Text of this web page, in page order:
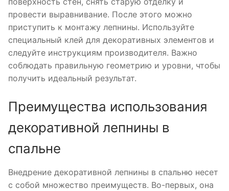
провести выравнивание. После этого можно
приступить к монтажу лепнины. Используйте
специальный клей для декоративных элементов и
следуйте инструкциям производителя. Важно
соблюдать правильную геометрию и уровни, чтобы
получить идеальный результат.
Преимущества использования
декоративной лепнины в
спальне
Внедрение декоративной лепнины в спальню несет
с собой множество преимуществ. Во-первых, она